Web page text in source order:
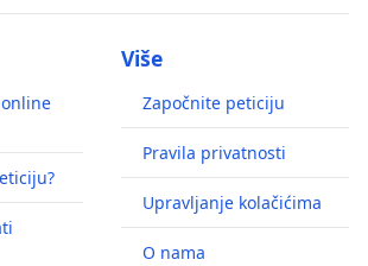
Više
Započnite peticiju
Pravila privatnosti
Upravljanje kolačićima
O nama